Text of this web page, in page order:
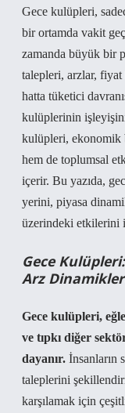
Gece kulüpleri,
bir ortamda vakit
zamanda büyük bir
talepleri, arzlar,
hatta tüketici
kulüplerinin
kulüpleri, ekonomik
hem de toplumsal
içerir. Bu yazıda,
yerini, piyasa
üzerindeki etkilerini
Gece
Arz
Gece kulüpleri,
ve tıpkı diğer
dayanır. İnsanların
taleplerini
karşılamak için